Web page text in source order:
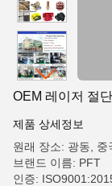
OEM 레이저 절
제품 상세정보
원래 장소: 광동, 중
브랜드 이름: PFT
인증: